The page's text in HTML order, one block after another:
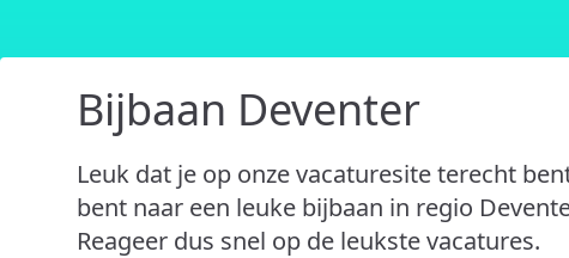
Bijbaan Deventer
Leuk dat je op onze vacaturesite terecht
bent naar een leuke bijbaan in regio
Reageer dus snel op de leukste vacatures.